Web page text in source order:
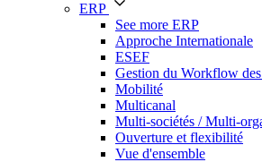
ERP
See more ERP
Approche Internationale
ESEF
Gestion du Workflow
Mobilité
Multicanal
Multi-sociétés / Multi-
Ouverture et flexibilité
Vue d'ensemble